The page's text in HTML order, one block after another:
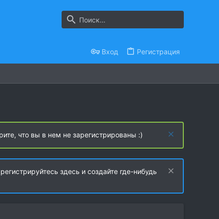
Вход Регистрация
что вы в нем не зарегистрированы :)
здесь и создайте где-нибудь